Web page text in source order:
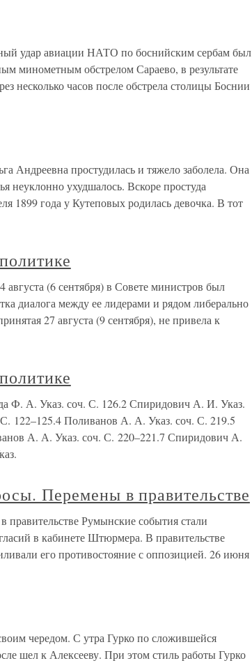
удар авиации НАТО по боснийским сербам был
минометным обстрелом Сараево, в результате
несколько часов после обстрела столицы Боснии
Андреевна простудилась и тяжело заболела. Она
неуклонно ухудшалось. Вскоре простуда
1899 года у Кутеповых родилась девочка. В тот
(6 сентября) в Совете министров был
диалога между ее лидерами и рядом либерально
27 августа (9 сентября), не привела к
Ф. А. Указ. соч. С. 126.2 Спиридович А. И. Указ.
122–125.4 Поливанов А. А. Указ. соч. С. 219.5
А. А. Указ. соч. С. 220–221.7 Спиридович А.
Перемены в правительстве
Румынские события стали
в кабинете Штюрмера. В правительстве
его противостояние с оппозицией. 26 июня
чередом. С утра Гурко по сложившейся
шел к Алексееву. При этом стиль работы Гурко